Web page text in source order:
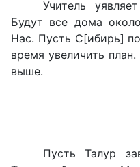
Учитель
Будут все дома
Нас. Пусть С[ибирь]
время увеличить
выше.
Пусть Талур